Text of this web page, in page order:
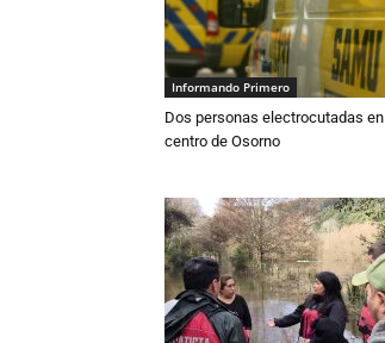
Informando Primero
Dos personas electrocutadas en
centro de Osorno